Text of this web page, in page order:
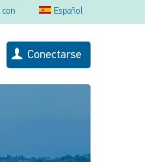
con Español
Conectarse